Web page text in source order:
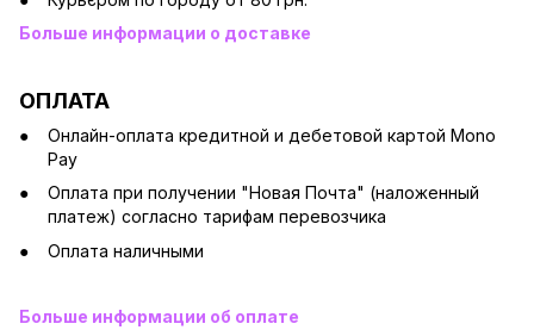
Больше информации о доставке
ОПЛАТА
Онлайн-оплата кредитной и дебетовой картой Mono
Pay
Оплата при получении "Новая Почта" (наложенный
платеж) согласно тарифам перевозчика
Оплата наличными
Больше информации об оплате